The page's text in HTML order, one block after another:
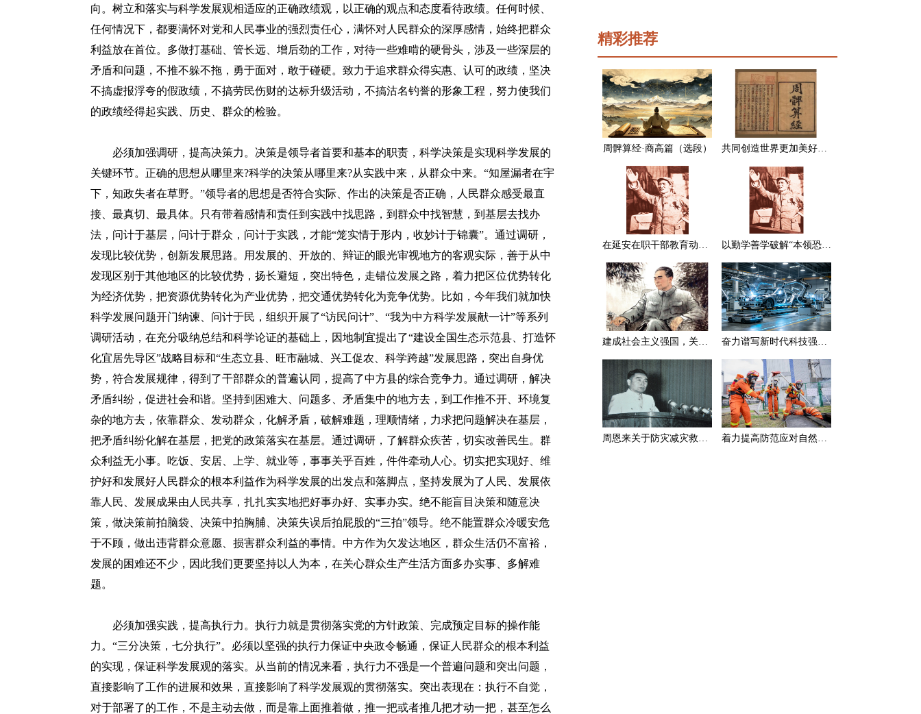
向。树立和落实与科学发展观相适应的正确政绩观，以正确的观点和态度看待政绩。任何时候、
任何情况下，都要满怀对党和人民事业的强烈责任心，满怀对人民群众的深厚感情，始终把群众
利益放在首位。多做打基础、管长远、增后劲的工作，对待一些难啃的硬骨头，涉及一些深层的
矛盾和问题，不推不躲不拖，勇于面对，敢于碰硬。致力于追求群众得实惠、认可的政绩，坚决
不搞虚报浮夸的假政绩，不搞劳民伤财的达标升级活动，不搞沽名钓誉的形象工程，努力使我们
的政绩经得起实践、历史、群众的检验。
必须加强调研，提高决策力。决策是领导者首要和基本的职责，科学决策是实现科学发展的
关键环节。正确的思想从哪里来?科学的决策从哪里来?从实践中来，从群众中来。“知屋漏者在宇
下，知政失者在草野。”领导者的思想是否符合实际、作出的决策是否正确，人民群众感受最直
接、最真切、最具体。只有带着感情和责任到实践中找思路，到群众中找智慧，到基层去找办
法，问计于基层，问计于群众，问计于实践，才能“笼实情于形内，收妙计于锦囊”。通过调研，
发现比较优势，创新发展思路。用发展的、开放的、辩证的眼光审视地方的客观实际，善于从中
发现区别于其他地区的比较优势，扬长避短，突出特色，走错位发展之路，着力把区位优势转化
为经济优势，把资源优势转化为产业优势，把交通优势转化为竞争优势。比如，今年我们就加快
科学发展问题开门纳谏、问计于民，组织开展了“访民问计”、“我为中方科学发展献一计”等系列
调研活动，在充分吸纳总结和科学论证的基础上，因地制宜提出了“建设全国生态示范县、打造怀
化宜居先导区”战略目标和“生态立县、旺市融城、兴工促农、科学跨越”发展思路，突出自身优
势，符合发展规律，得到了干部群众的普遍认同，提高了中方县的综合竞争力。通过调研，解决
矛盾纠纷，促进社会和谐。坚持到困难大、问题多、矛盾集中的地方去，到工作推不开、环境复
杂的地方去，依靠群众、发动群众，化解矛盾，破解难题，理顺情绪，力求把问题解决在基层，
把矛盾纠纷化解在基层，把党的政策落实在基层。通过调研，了解群众疾苦，切实改善民生。群
众利益无小事。吃饭、安居、上学、就业等，事事关乎百姓，件件牵动人心。切实把实现好、维
护好和发展好人民群众的根本利益作为科学发展的出发点和落脚点，坚持发展为了人民、发展依
靠人民、发展成果由人民共享，扎扎实实地把好事办好、实事办实。绝不能盲目决策和随意决
策，做决策前拍脑袋、决策中拍胸脯、决策失误后拍屁股的“三拍”领导。绝不能置群众冷暖安危
于不顾，做出违背群众意愿、损害群众利益的事情。中方作为欠发达地区，群众生活仍不富裕，
发展的困难还不少，因此我们更要坚持以人为本，在关心群众生产生活方面多办实事、多解难
题。
必须加强实践，提高执行力。执行力就是贯彻落实党的方针政策、完成预定目标的操作能
力。“三分决策，七分执行”。必须以坚强的执行力保证中央政令畅通，保证人民群众的根本利益
的实现，保证科学发展观的落实。从当前的情况来看，执行力不强是一个普遍问题和突出问题，
直接影响了工作的进展和效果，直接影响了科学发展观的贯彻落实。突出表现在：执行不自觉，
对于部署了的工作，不是主动去做，而是靠上面推着做，推一把或者推几把才动一把，甚至怎么
精彩推荐
周髀算经·商高篇（选段） 共同创造世界更加美好的未来
在延安在职干部教育动员大会上的讲话（节选） 以勤学善学破解“本领恐慌”
建成社会主义强国，关键在于实现科学技术现代化 奋力谱写新时代科技强国新篇章
周恩来关于防灾减灾救灾的一组论述 着力提高防范应对自然灾害能力